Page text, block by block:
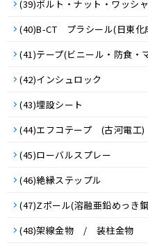
(39)ボルト・ナット・ワッシ
(40)B-CT プラシール(日東化
(41)テープ(ビニール・防食・
(42)インシュロック
(43)埋設シート
(44)エフコテープ (古河電工)
(45)ローバルスプレー
(46)絶縁ステップル
(47)Zポール(溶融亜鉛めっき
(48)架線金物 / 装柱金物